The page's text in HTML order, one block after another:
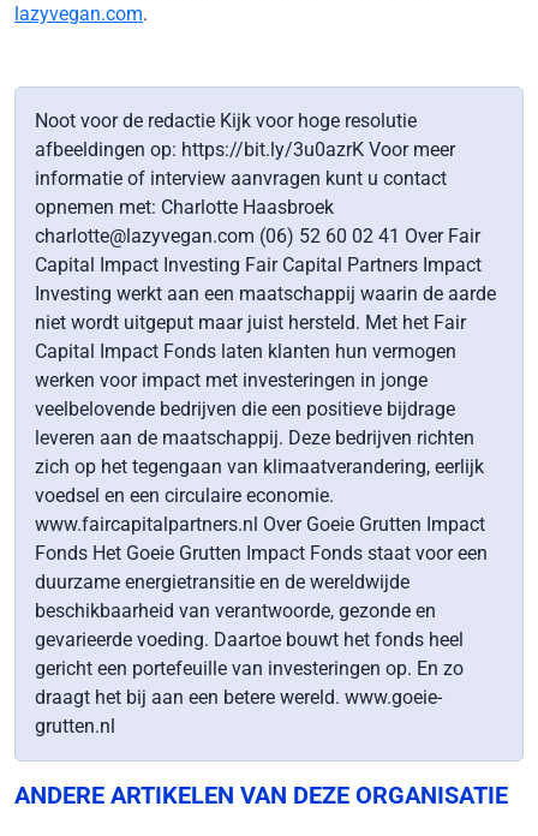
lazyvegan.com.
Noot voor de redactie Kijk voor hoge resolutie
afbeeldingen op: https://bit.ly/3u0azrK Voor meer
informatie of interview aanvragen kunt u contact
opnemen met: Charlotte Haasbroek
charlotte@lazyvegan.com (06) 52 60 02 41 Over Fair
Capital Impact Investing Fair Capital Partners Impact
Investing werkt aan een maatschappij waarin de aarde
niet wordt uitgeput maar juist hersteld. Met het Fair
Capital Impact Fonds laten klanten hun vermogen
werken voor impact met investeringen in jonge
veelbelovende bedrijven die een positieve bijdrage
leveren aan de maatschappij. Deze bedrijven richten
zich op het tegengaan van klimaatverandering, eerlijk
voedsel en een circulaire economie.
www.faircapitalpartners.nl Over Goeie Grutten Impact
Fonds Het Goeie Grutten Impact Fonds staat voor een
duurzame energietransitie en de wereldwijde
beschikbaarheid van verantwoorde, gezonde en
gevarieerde voeding. Daartoe bouwt het fonds heel
gericht een portefeuille van investeringen op. En zo
draagt het bij aan een betere wereld. www.goeie-
grutten.nl
ANDERE ARTIKELEN VAN DEZE ORGANISATIE